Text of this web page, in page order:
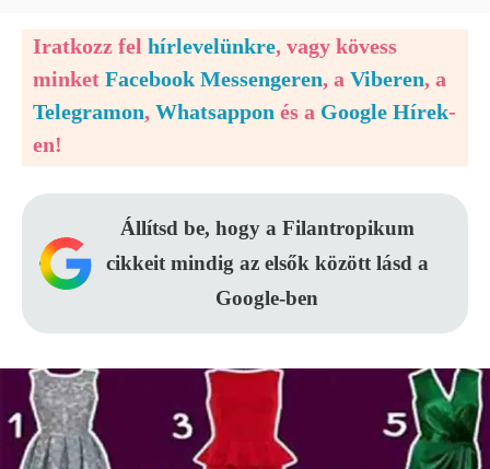
Iratkozz fel hírlevelünkre, vagy kövess
minket Facebook Messengeren, a Viberen, a
Telegramon, Whatsappon és a Google Hírek-
en!
Állítsd be, hogy a Filantropikum
cikkeit mindig az elsők között lásd a
Google-ben